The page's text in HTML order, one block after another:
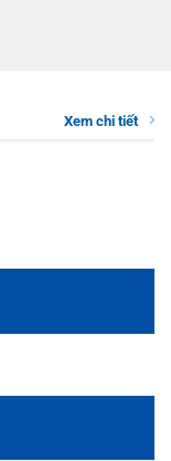
Xem chi tiết